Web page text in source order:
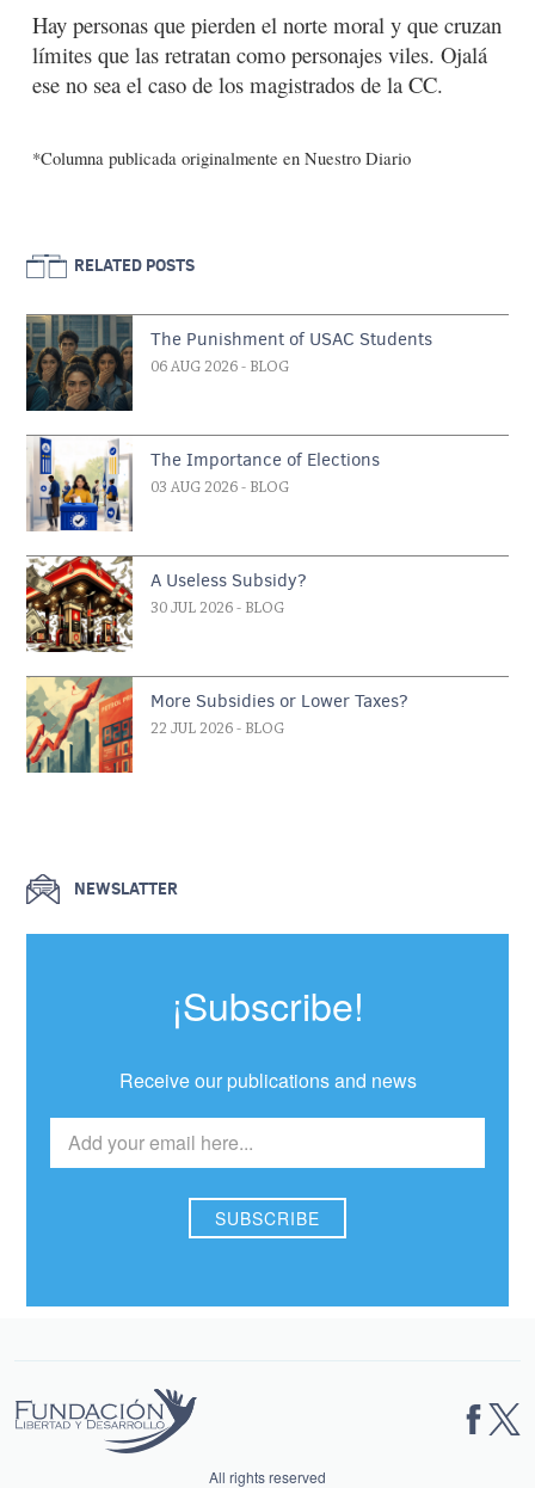
Hay personas que pierden el norte moral y que cruzan
límites que las retratan como personajes viles. Ojalá
ese no sea el caso de los magistrados de la CC.
*Columna publicada originalmente en Nuestro Diario
RELATED POSTS
The Punishment of USAC Students
06 AUG 2026 - BLOG
The Importance of Elections
03 AUG 2026 - BLOG
A Useless Subsidy?
30 JUL 2026 - BLOG
More Subsidies or Lower Taxes?
22 JUL 2026 - BLOG
NEWSLATTER
¡Subscribe!
Receive our publications and news
All rights reserved